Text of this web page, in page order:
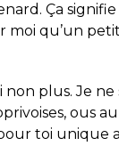
Ça
moi qu’un
non plus. Je
ous
toi unique